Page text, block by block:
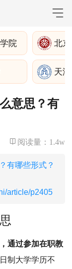
费
报名流程
费
报名流程
院
天
意思？有
阅读量： 1.4w
有哪些形式？
article/p2405
通过参加在职教
制大学学历不